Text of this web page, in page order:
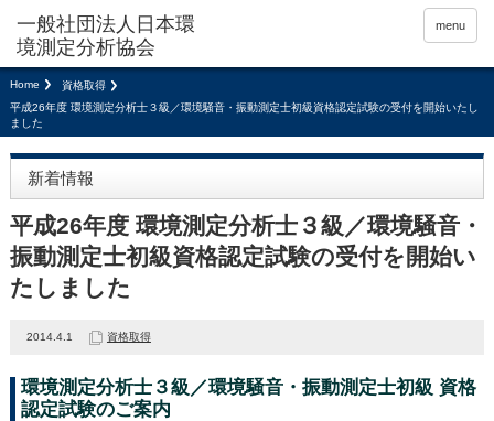
menu
Home
資格取得
平成26年度 環境測定分析士３級／環境騒音・振動測定士初級資格認定試験の受付を開始いたし
ました
新着情報
平成26年度 環境測定分析士３級／環境騒音・
振動測定士初級資格認定試験の受付を開始い
たしました
2014.4.1 資格取得
環境測定分析士３級／環境騒音・振動測定士初級 資格
認定試験のご案内